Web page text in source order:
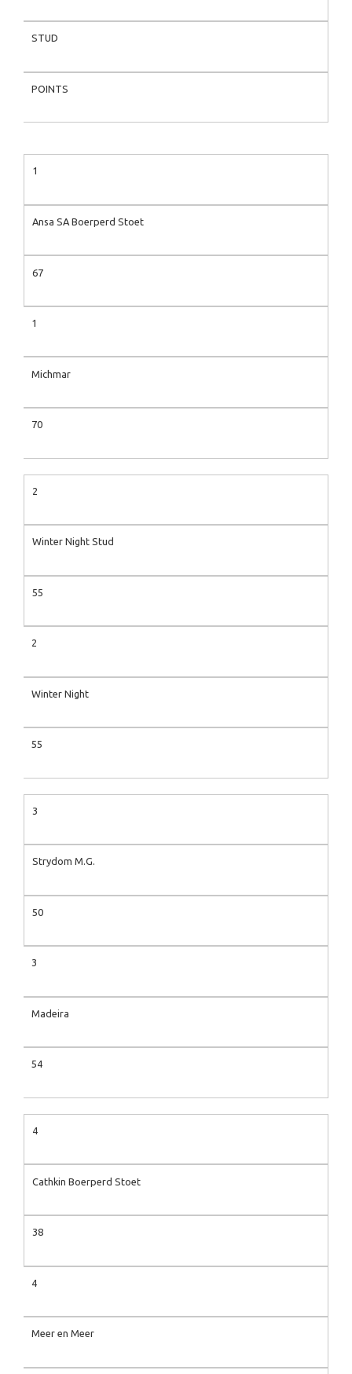
STUD
POINTS
1
Ansa SA Boerperd Stoet
67
1
Michmar
70
2
Winter Night Stud
55
2
Winter Night
55
3
Strydom M.G.
50
3
Madeira
54
4
Cathkin Boerperd Stoet
38
4
Meer en Meer